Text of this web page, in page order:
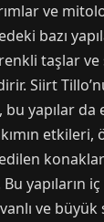
ve
bazı
taşlar ve
Siirt
yapılar da
etkileri,
yapıların
ve büyük